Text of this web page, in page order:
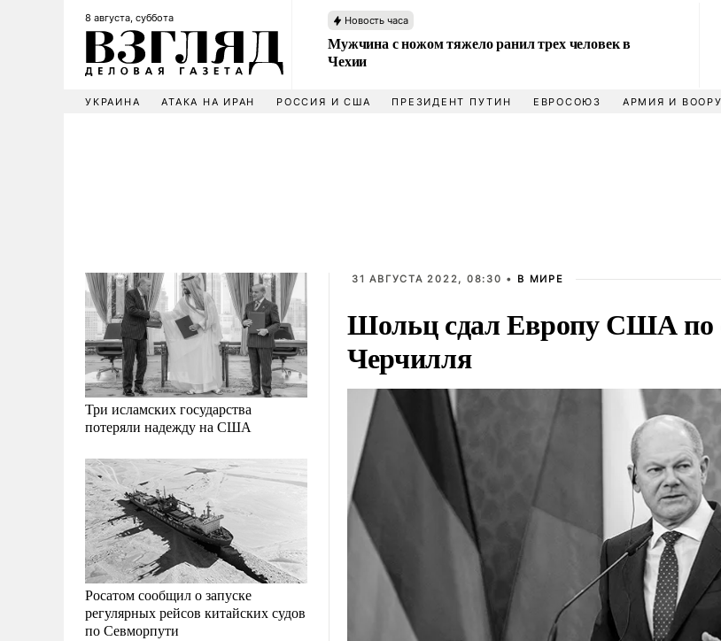
8 августа, суббота Новость часа
Мужчина с ножом тяжело ранил трех человек в
Чехии
УКРАИНА АТАКА НА ИРАН РОССИЯ И США ПРЕЗИДЕНТ ПУТИН ЕВРОСОЮЗ АРМИЯ И
Три исламских государства
потеряли надежду на США
Росатом сообщил о запуске
регулярных рейсов китайских судов
по Севморпути
31 АВГУСТА 2022, 08:30 • В МИРЕ
Шольц сдал Европу США по
Черчилля